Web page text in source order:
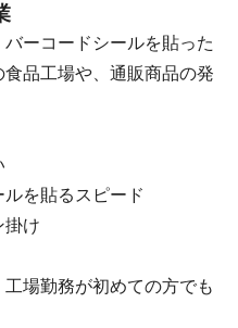
ーコードシールを貼った
品工場や、通販商品の発
ルを貼るスピード
掛け
場勤務が初めての方でも